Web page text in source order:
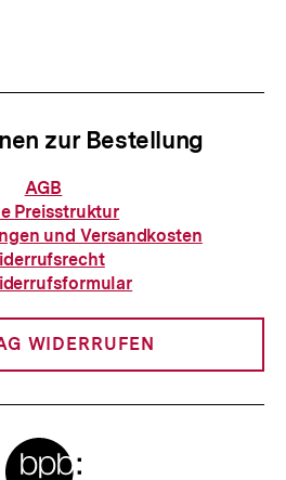
zur Bestellung
Informationen
zur
Bestellung
AGB
Preisstruktur
und Versandkosten
WIDERRUFEN